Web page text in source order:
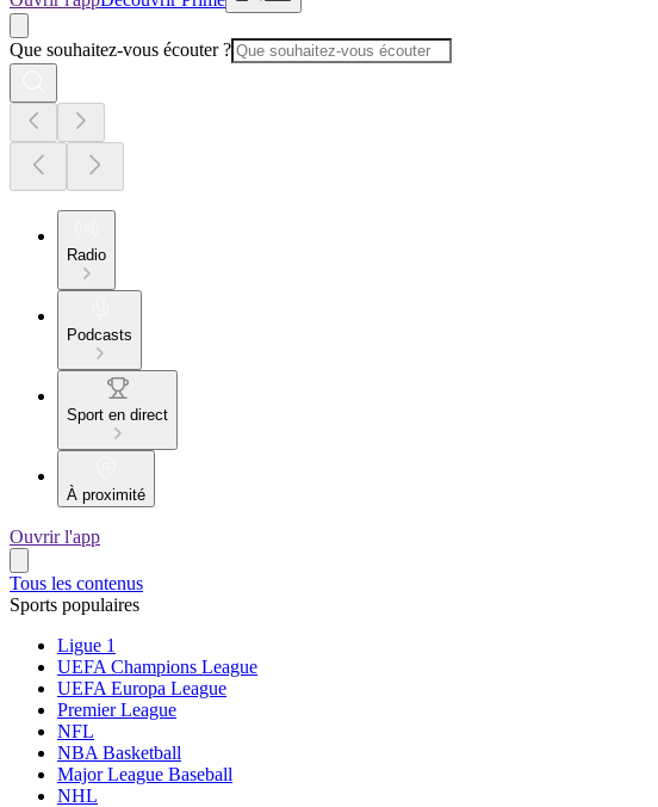
Que souhaitez-vous écouter ?
Radio
Podcasts
Sport en direct
À proximité
Ouvrir l'app
Tous les contenus
Sports populaires
Ligue 1
UEFA Champions League
UEFA Europa League
Premier League
NFL
NBA Basketball
Major League Baseball
NHL